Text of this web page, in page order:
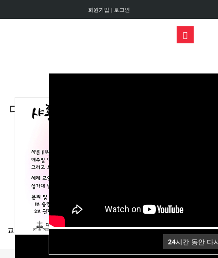
시간 동안 다시 열람하지 않습니다.
24시간 동안 다
회원가입 | 로그인
디트로이트 한인연합장로교회
디트로이트 한인연합장로교회
그리고 그 은혜를 세상으로 흘려 보내는 교회,
여러분과 함께 만들어 가기를 원합니다.
교회비전 예배와모임 오시는길 새가족안내